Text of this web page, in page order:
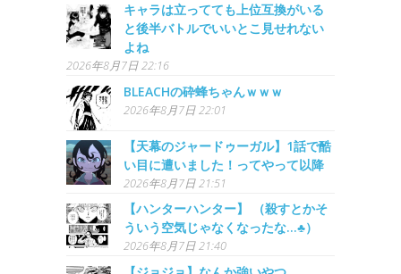
キャラは立ってても上位互換がいる
と後半バトルでいいとこ見せれない
よね
2026年8月7日 22:16
BLEACHの砕蜂ちゃんｗｗｗ
2026年8月7日 22:01
【天幕のジャードゥーガル】1話で酷
い目に遭いました！ってやって以降
2026年8月7日 21:51
【ハンターハンター】 （殺すとかそ
ういう空気じゃなくなったな…♣）
2026年8月7日 21:40